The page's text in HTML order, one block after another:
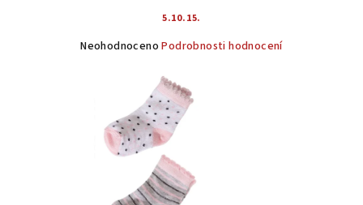
5.10.15.
Průměrné
hvězdiček.
Neohodnoceno Podrobnosti hodnocení